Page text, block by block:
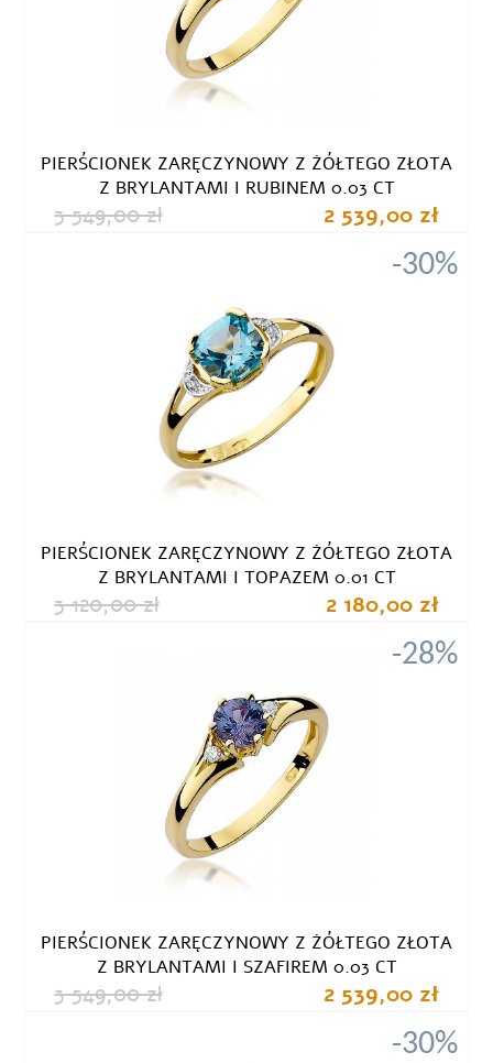
PIERŚCIONEK ZARĘCZYNOWY Z ŻÓŁTEGO ZŁOTA
Z BRYLANTAMI I RUBINEM 0.03 CT
3 549,00 zł 2 539,00 zł
-30%
PIERŚCIONEK ZARĘCZYNOWY Z ŻÓŁTEGO ZŁOTA
Z BRYLANTAMI I TOPAZEM 0.01 CT
3 120,00 zł 2 180,00 zł
-28%
PIERŚCIONEK ZARĘCZYNOWY Z ŻÓŁTEGO ZŁOTA
Z BRYLANTAMI I SZAFIREM 0.03 CT
3 549,00 zł 2 539,00 zł
-30%